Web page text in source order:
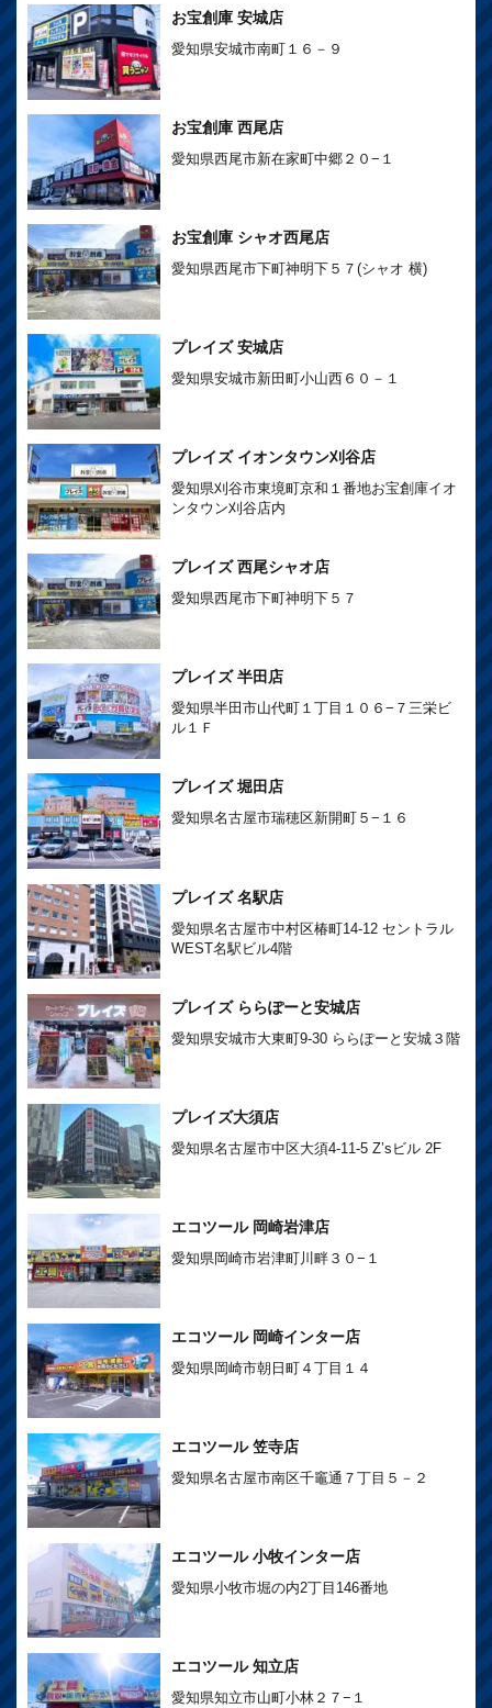
お宝創庫 安城店
愛知県安城市南町１６－９
お宝創庫 西尾店
愛知県西尾市新在家町中郷２０−１
お宝創庫 シャオ西尾店
愛知県西尾市下町神明下５７(シャオ 横)
プレイズ 安城店
愛知県安城市新田町小山西６０－１
プレイズ イオンタウン刈谷店
愛知県刈谷市東境町京和１番地お宝創庫イオ
ンタウン刈谷店内
プレイズ 西尾シャオ店
愛知県西尾市下町神明下５７
プレイズ 半田店
愛知県半田市山代町１丁目１０６−７三栄ビ
ル１Ｆ
プレイズ 堀田店
愛知県名古屋市瑞穂区新開町５−１６
プレイズ 名駅店
愛知県名古屋市中村区椿町14-12 セントラル
WEST名駅ビル4階
プレイズ ららぽーと安城店
愛知県安城市大東町9-30 ららぽーと安城３階
プレイズ大須店
愛知県名古屋市中区大須4-11-5 Z’sビル 2F
エコツール 岡崎岩津店
愛知県岡崎市岩津町川畔３０−１
エコツール 岡崎インター店
愛知県岡崎市朝日町４丁目１４
エコツール 笠寺店
愛知県名古屋市南区千竈通７丁目５－２
エコツール 小牧インター店
愛知県小牧市堀の内2丁目146番地
エコツール 知立店
愛知県知立市山町小林２７−１